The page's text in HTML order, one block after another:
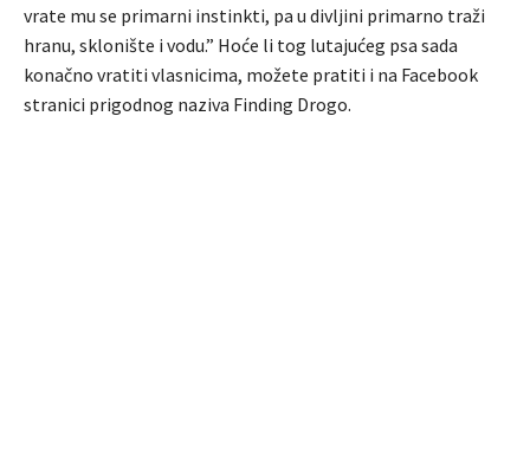
vrate mu se primarni instinkti, pa u divljini primarno traži
hranu, sklonište i vodu.” Hoće li tog lutajućeg psa sada
konačno vratiti vlasnicima, možete pratiti i na Facebook
stranici prigodnog naziva Finding Drogo.